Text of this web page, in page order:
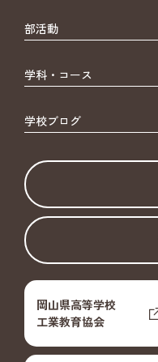
部活動
学科・コース
学校ブログ
岡山県高等学校
工業教育協会